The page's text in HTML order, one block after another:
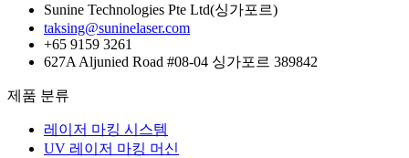
Sunine Technologies Pte Ltd(싱가포르)
taksing@suninelaser.com
+65 9159 3261
627A Aljunied Road #08-04 싱가포르 389842
제품 분류
레이저 마킹 시스템
UV 레이저 마킹 머신